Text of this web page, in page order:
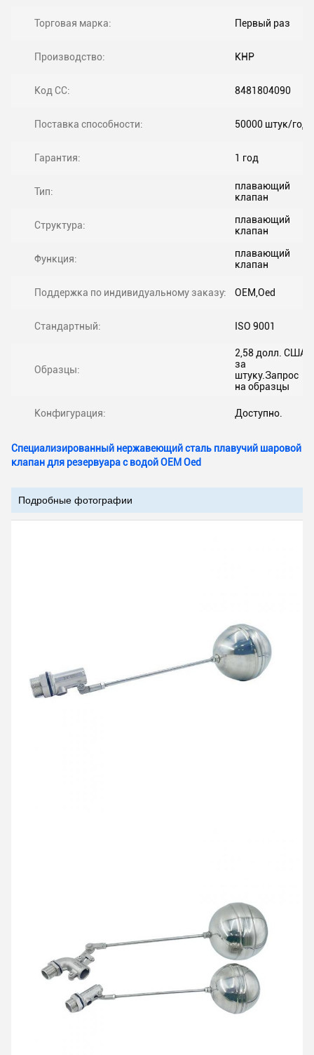
Торговая марка: Первый раз
Производство: КНР
Код СС: 8481804090
Поставка способности: 50000 штук/год
Гарантия: 1 год
Тип:
плавающий
клапан
Структура:
плавающий
клапан
Функция:
плавающий
клапан
Поддержка по индивидуальному заказу: OEM,Oed
Стандартный: ISO 9001
Образцы:
2,58 долл. США
за
штуку.Запрос
на образцы
Конфигурация: Доступно.
Специализированный нержавеющий сталь плавучий шаровой
клапан для резервуара с водой OEM Oed
Подробные фотографии